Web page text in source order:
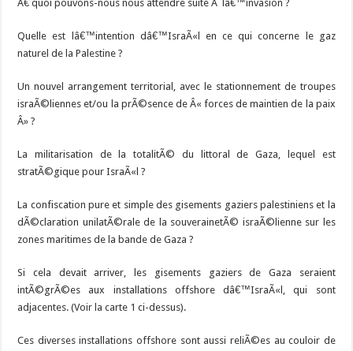
Ã€ quoi pouvons-nous nous attendre suite Ã lâ€™invasion ?
Quelle est lâ€™intention dâ€™IsraÃ«l en ce qui concerne le gaz
naturel de la Palestine ?
Un nouvel arrangement territorial, avec le stationnement de troupes
israÃ©liennes et/ou la prÃ©sence de Â« forces de maintien de la paix
Â» ?
La militarisation de la totalitÃ© du littoral de Gaza, lequel est
stratÃ©gique pour IsraÃ«l ?
La confiscation pure et simple des gisements gaziers palestiniens et la
dÃ©claration unilatÃ©rale de la souverainetÃ© israÃ©lienne sur les
zones maritimes de la bande de Gaza ?
Si cela devait arriver, les gisements gaziers de Gaza seraient
intÃ©grÃ©es aux installations offshore dâ€™IsraÃ«l, qui sont
adjacentes. (Voir la carte 1 ci-dessus).
Ces diverses installations offshore sont aussi reliÃ©es au couloir de